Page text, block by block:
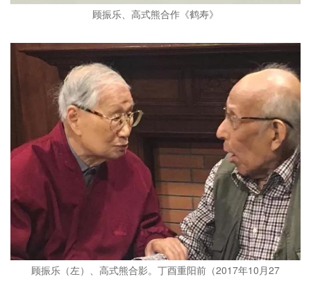
顾振乐、高式熊合作《鹤寿》
顾振乐（左）、高式熊合影。丁酉重阳前（2017年10月27